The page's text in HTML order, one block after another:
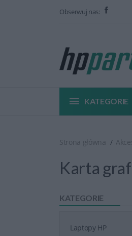
Obserwuj nas:
KATEGORIE
Strona główna
Karta
KATEGORIE
Laptopy HP